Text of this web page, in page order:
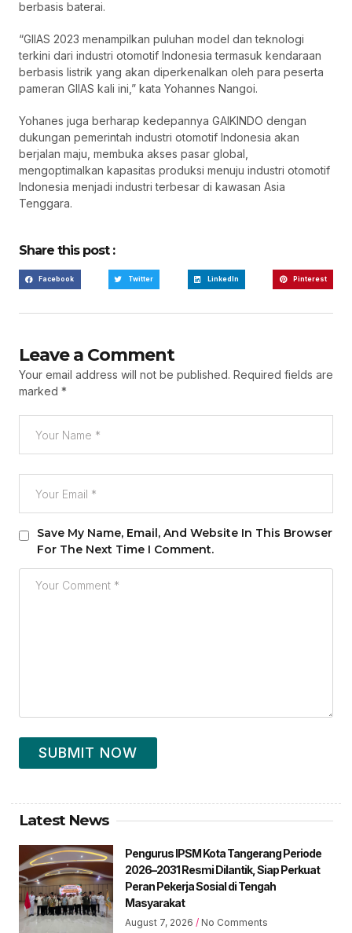
berbasis baterai.
“GIIAS 2023 menampilkan puluhan model dan teknologi
terkini dari industri otomotif Indonesia termasuk kendaraan
berbasis listrik yang akan diperkenalkan oleh para peserta
pameran GIIAS kali ini,” kata Yohannes Nangoi.
Yohanes juga berharap kedepannya GAIKINDO dengan
dukungan pemerintah industri otomotif Indonesia akan
berjalan maju, membuka akses pasar global,
mengoptimalkan kapasitas produksi menuju industri otomotif
Indonesia menjadi industri terbesar di kawasan Asia
Tenggara.
Share this post :
Facebook Twitter LinkedIn Pinterest
Leave a Comment
Your email address will not be published. Required fields are
marked *
Save My Name, Email, And Website In This Browser
For The Next Time I Comment.
SUBMIT NOW
Latest News
Pengurus IPSM Kota Tangerang Periode
2026–2031 Resmi Dilantik, Siap Perkuat
Peran Pekerja Sosial di Tengah
Masyarakat
August 7, 2026 No Comments